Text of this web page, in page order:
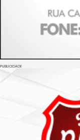
PUBLICIDADE